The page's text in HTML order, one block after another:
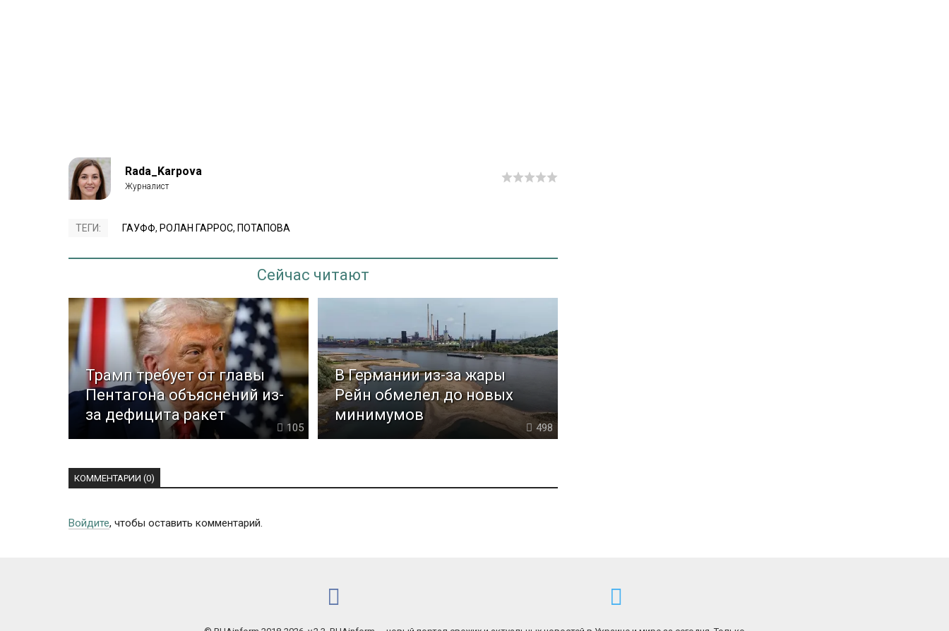
Rada_Karpova
ТЕГИ: ГАУФФ, РОЛАН ГАРРОС, ПОТАПОВА
Сейчас читают
Трамп требует от главы
Пентагона объяснений из-
за дефицита ракет
105
В Германии из-за жары
Рейн обмелел до новых
минимумов
498
КОММЕНТАРИИ (0)
Войдите, чтобы оставить комментарий.